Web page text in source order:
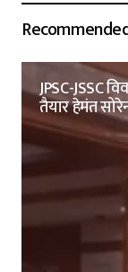
JPSC-JSSC
तैयार हेमंत